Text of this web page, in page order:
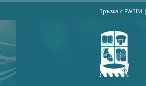
Връзка с FWBIM |